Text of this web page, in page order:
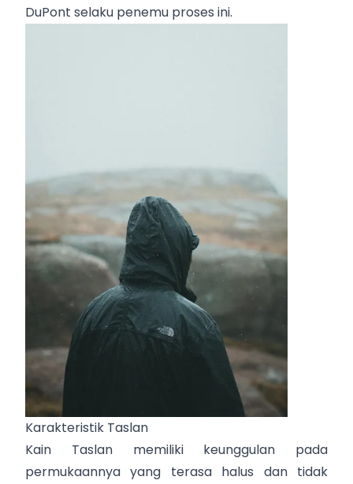
DuPont selaku penemu proses ini.
Karakteristik Taslan
Kain Taslan memiliki keunggulan pada
permukaannya yang terasa halus dan tidak